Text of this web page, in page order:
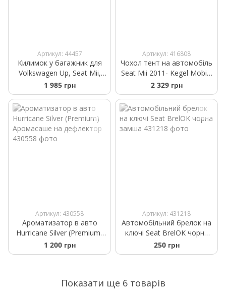
Артикул: 44457
Килимок у багажник для
Volkswagen Up, Seat Mii,
Skoda Citigo 2012- нижня
полка Frogum ProLine
1 985 грн
Артикул: 416808
Чохол тент на автомобіль
Seat Mii 2011- Kegel Mobile
Garage M1 hatchback 355-
380см
2 329 грн
Артикул: 430558
Ароматизатор в авто
Hurricane Silver (Premium)
Аромасаше на дефлектор
1 200 грн
Артикул: 431218
Автомобільний брелок на
ключі Seat BrelOK чорна
замша
250 грн
Показати ще 6 товарів